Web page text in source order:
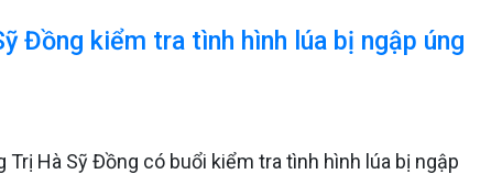
Đồng kiểm tra tình hình lúa bị ngập úng
Hà Sỹ Đồng có buổi kiểm tra tình hình lúa bị ngập